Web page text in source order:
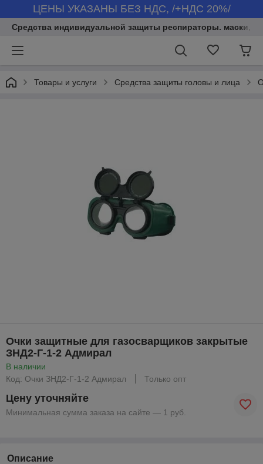
ЦЕНЫ УКАЗАНЫ БЕЗ НДС, /+НДС 20%/
Средства индивидуальной защиты респираторы. маски,
Товары и услуги Средства защиты головы и лица
Очки защитные для газосварщиков закрытые
ЗНД2-Г-1-2 Адмирал
В наличии
Код: Очки ЗНД2-Г-1-2 Адмирал
Только опт
Цену уточняйте
Минимальная сумма заказа на сайте — 1 руб.
Описание